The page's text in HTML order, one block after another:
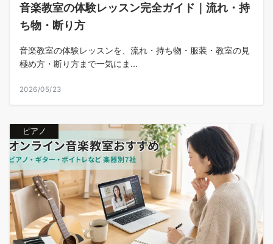
音楽教室の体験レッスン完全ガイド｜流れ・持
ち物・断り方
音楽教室の体験レッスンを、流れ・持ち物・服装・教室の見
極め方・断り方まで一気にま...
2026/05/23
ピアノ